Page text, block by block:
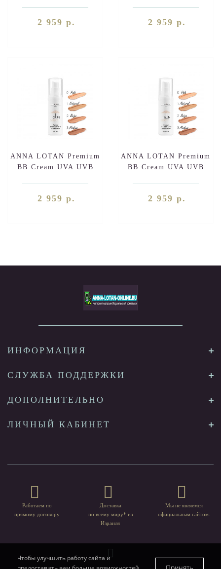
2 959 р. 2 959 р.
ANNA LOTAN Premium
BB Cream UVA UVB
2 959 р.
ANNA LOTAN Premium
BB Cream UVA UVB
2 959 р.
ИНФОРМАЦИЯ
СЛУЖБА ПОДДЕРЖКИ
ДОПОЛНИТЕЛЬНО
ЛИЧНЫЙ КАБИНЕТ
Работаем по
прямому договору
Доставка
по всему миру* из
Израиля
Мы не являемся
официальным сайтом.
Чтобы улучшить работу сайта и